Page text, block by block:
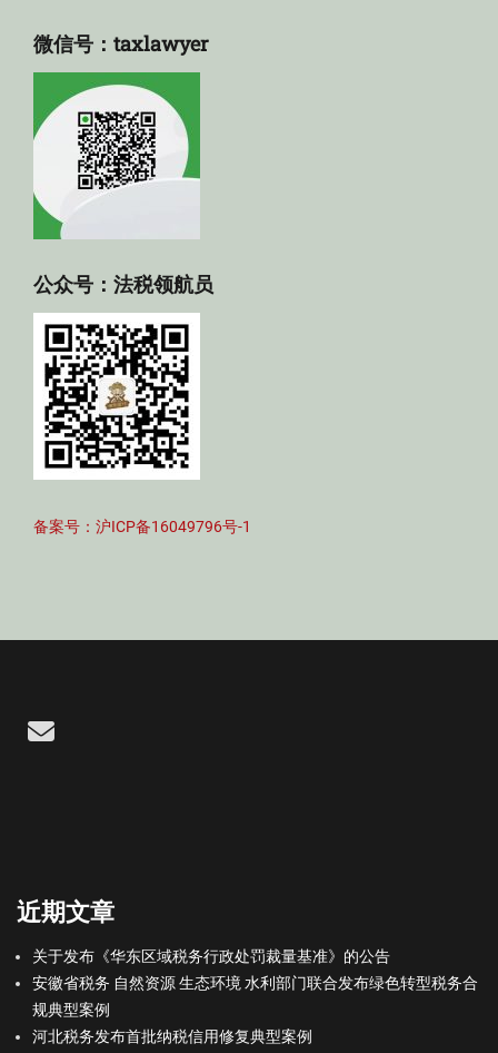
微信号：taxlawyer
公众号：法税领航员
备案号：沪ICP备16049796号-1
Email
近期文章
关于发布《华东区域税务行政处罚裁量基准》的公告
安徽省税务 自然资源 生态环境 水利部门联合发布绿色转型税务合
规典型案例
河北税务发布首批纳税信用修复典型案例